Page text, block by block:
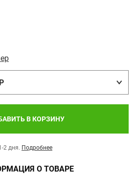
В КОРЗИНУ
2 дня. Подробнее
О ТОВАРЕ